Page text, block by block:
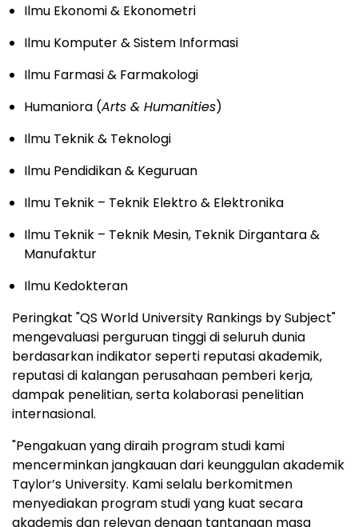
Ilmu Ekonomi & Ekonometri
Ilmu Komputer & Sistem Informasi
Ilmu Farmasi & Farmakologi
Humaniora (Arts & Humanities)
Ilmu Teknik & Teknologi
Ilmu Pendidikan & Keguruan
Ilmu Teknik – Teknik Elektro & Elektronika
Ilmu Teknik – Teknik Mesin, Teknik Dirgantara &
Manufaktur
Ilmu Kedokteran
Peringkat "QS World University Rankings by Subject"
mengevaluasi perguruan tinggi di seluruh dunia
berdasarkan indikator seperti reputasi akademik,
reputasi di kalangan perusahaan pemberi kerja,
dampak penelitian, serta kolaborasi penelitian
internasional.
"Pengakuan yang diraih program studi kami
mencerminkan jangkauan dari keunggulan akademik
Taylor’s University. Kami selalu berkomitmen
menyediakan program studi yang kuat secara
akademis dan relevan dengan tantangan masa